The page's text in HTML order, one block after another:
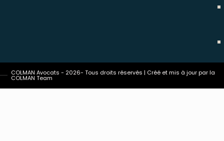
COLMAN Avocats - 2026- Tous droits réservés | Créé et mis à jour par la
COLMAN Team